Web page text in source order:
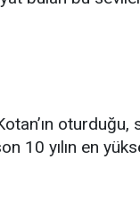
10 yılın en